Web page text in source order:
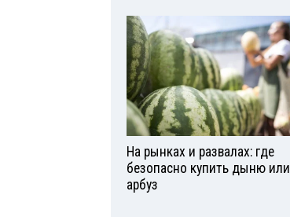
На рынках и развалах: где
безопасно купить дыню или
арбуз